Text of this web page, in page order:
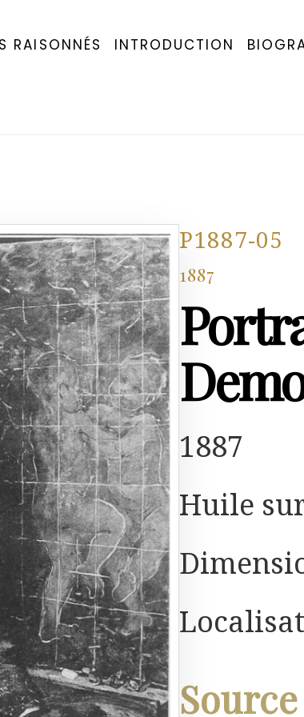
RAISONNÉS INTRODUCTION
P1887-05
1887
1887
Huile
Source